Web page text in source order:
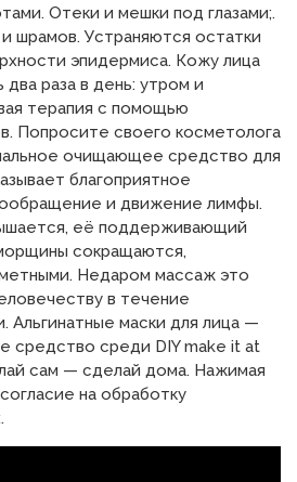
Отеки и мешки под глазами;.
шрамов. Устраняются остатки
эпидермиса. Кожу лица
раза в день: утром и
терапия с помощью
Попросите своего косметолога
очищающее средство для
благоприятное
и движение лимфы.
её поддерживающий
сокращаются,
Недаром массаж это
в течение
Альгинатные маски для лица —
средство среди DIY make it at
сам — сделай дома. Нажимая
на обработку